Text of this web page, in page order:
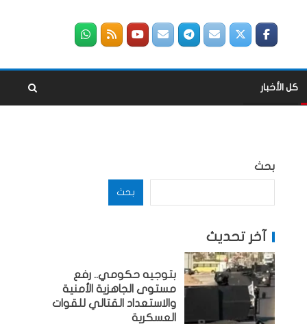
كل الأخبار
بحث
بحث
آخر تحديث
بتوجيه حكومي.. رفع
مستوى الجاهزية الأمنية
والاستعداد القتالي للقوات
العسكرية